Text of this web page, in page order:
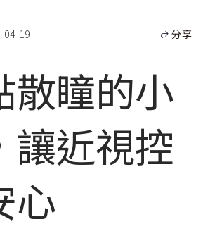
04-19 分享
散瞳的小
讓近視控
心